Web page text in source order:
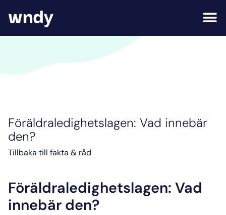
Föräldraledighetslagen: Vad innebär
den?
Tillbaka till fakta & råd
Föräldraledighetslagen: Vad
innebär den?